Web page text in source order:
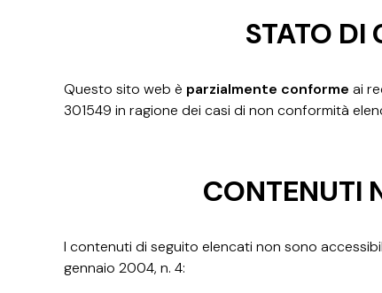
STATO DI
Questo sito web è parzialmente conforme ai
301549 in ragione dei casi di non conformità
CONTENUTI
I contenuti di seguito elencati non sono
gennaio 2004, n. 4: